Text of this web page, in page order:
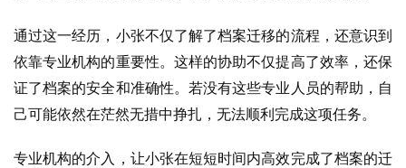
通过这一经历，小张不仅了解了档案迁移的流程，还意识到
依靠专业机构的重要性。这样的协助不仅提高了效率，还保
证了档案的安全和准确性。若没有这些专业人员的帮助，自
己可能依然在茫然无措中挣扎，无法顺利完成这项任务。
专业机构的介入，让小张在短短时间内高效完成了档案的迁